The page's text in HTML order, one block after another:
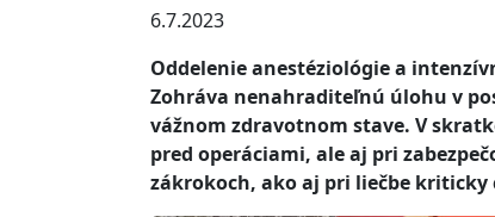
6.7.2023
Oddelenie anestéziológie a
Zohráva nenahraditeľnú úlohu v
vážnom zdravotnom stave. V
pred operáciami, ale aj pri
zákrokoch, ako aj pri liečbe kriticky